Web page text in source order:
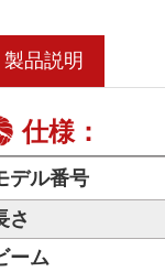
製品説明
仕様：
デル番号
さ
ーム